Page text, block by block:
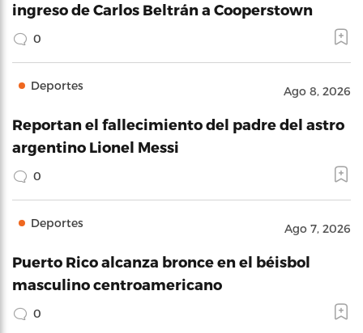
ingreso de Carlos Beltrán a Cooperstown
0
Deportes Ago 8, 2026
Reportan el fallecimiento del padre del astro
argentino Lionel Messi
0
Deportes Ago 7, 2026
Puerto Rico alcanza bronce en el béisbol
masculino centroamericano
0